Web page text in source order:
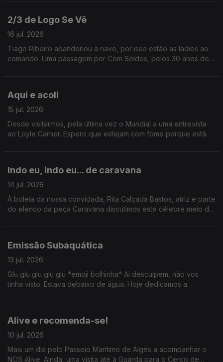
2/3 de Logo Se Vê
16 jul. 2026
Tiago Ribeiro abandonou a nave, por isso estão as ladies ao
comando. Uma passagem por Cem Soldos, pelos 30 anos de
Aqui e acoli
15 jul. 2026
Desde visitarmos, pela última vez o Mundial a uma entrevista
ao Loyle Carner. Espero que estejam com fome porque está
Indo eu, indo eu... de caravana
14 jul. 2026
À boleia da nossa convidada, Rita Calçada Bastos, atriz e parte
do elenco da peça Caravana discutimos este célebre meio de
Emissão Subaquática
13 jul. 2026
Glu glu glu glu glu *emoji bolhinha* Ai desculpem, não vos
tinha visto. Estava debaixo de água. Hoje dedicamos a
Alive e recomenda-se!
10 jul. 2026
Mais um dia pelo Passeio Marítimo de Algés a acompanhar o
NOS Alive. Ainda, uma visita até à Guarda para o Cerco de